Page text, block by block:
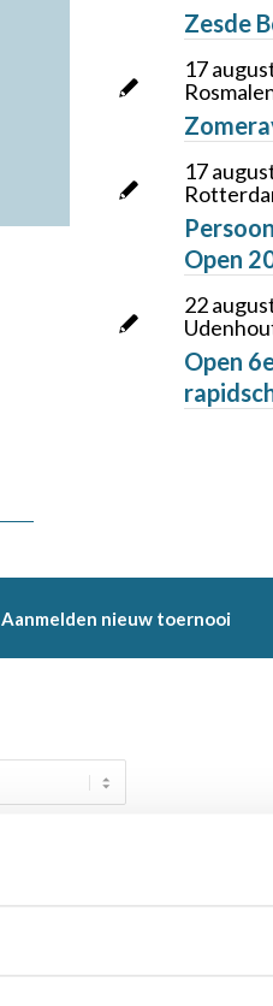
Zesde
17
17
Open
22
Open
Aanmelden nieuw toernooi